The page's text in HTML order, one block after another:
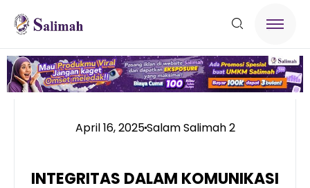
April 16, 2025Salam Salimah 2
INTEGRITAS DALAM KOMUNIKASI